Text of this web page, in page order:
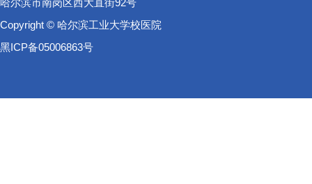
哈尔滨市南岗区西大直街92号
Copyright © 哈尔滨工业大学校医院
黑ICP备05006863号